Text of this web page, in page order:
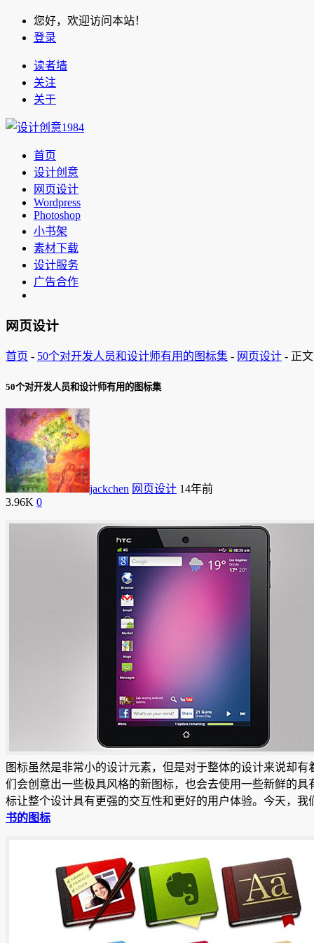
您好，欢迎访问本站！
登录
读者墙
关注
关于
首页
设计创意
网页设计
Wordpress
Photoshop
小书架
素材下载
设计服务
广告合作
网页设计
首页 - 50个对开发人员和设计师有用的图标集 - 网页设计 - 正文
50个对开发人员和设计师有用的图标集
jackchen 网页设计 14年前
3.96K 0
图标虽然是非常小的设计元素，但是对于整体的设计来说却
们会创意出一些极具风格的新图标，也会去使用一些新鲜的
标让整个设计具有更强的交互性和更好的用户体验。今天，
书的图标